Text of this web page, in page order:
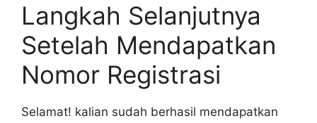
Langkah Selanjutnya
Setelah Mendapatkan
Nomor Registrasi
Selamat! kalian sudah berhasil mendapatkan